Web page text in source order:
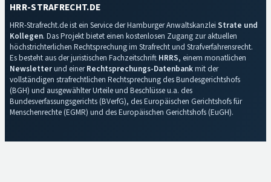
HRR-STRAFRECHT.DE
HRR-Strafrecht.de ist ein Service der Hamburger Anwaltskanzlei Strate und
Kollegen. Das Projekt bietet einen kostenlosen Zugang zur aktuellen
höchstrichterlichen Rechtsprechung im Strafrecht und Strafverfahrensrecht.
Es besteht aus der juristischen Fachzeitschrift HRRS, einem monatlichen
Newsletterund einerRechtsprechungs-Datenbankmit der
vollständigen strafrechtlichen Rechtsprechung des Bundesgerichtshofs
(BGH) und ausgewählter Urteile und Beschlüsse u.a. des
Bundesverfassungsgerichts (BVerfG), des Europäischen Gerichtshofs für
Menschenrechte (EGMR) und des Europäischen Gerichtshofs (EuGH).